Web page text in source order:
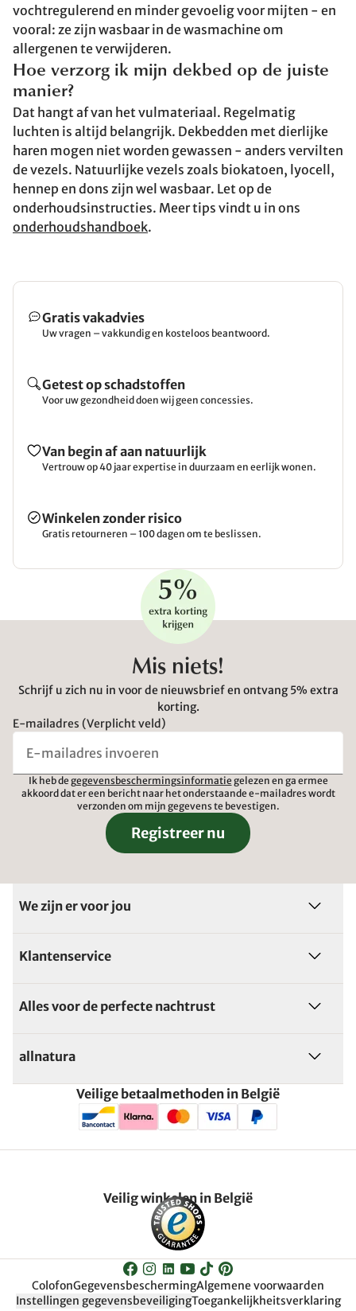
vochtregulerend en minder gevoelig voor mijten - en
vooral: ze zijn wasbaar in de wasmachine om
allergenen te verwijderen.
Hoe verzorg ik mijn dekbed op de juiste
manier?
Dat hangt af van het vulmateriaal. Regelmatig
luchten is altijd belangrijk. Dekbedden met dierlijke
haren mogen niet worden gewassen - anders vervilten
de vezels. Natuurlijke vezels zoals biokatoen, lyocell,
hennep en dons zijn wel wasbaar. Let op de
onderhoudsinstructies. Meer tips vindt u in ons
onderhoudshandboek.
Gratis vakadvies
Uw vragen – vakkundig en kosteloos beantwoord.
Getest op schadstoffen
Voor uw gezondheid doen wij geen concessies.
Van begin af aan natuurlijk
Vertrouw op 40 jaar expertise in duurzaam en eerlijk wonen.
Winkelen zonder risico
Gratis retourneren – 100 dagen om te beslissen.
Mis niets!
Schrijf u zich nu in voor de nieuwsbrief en ontvang 5% extra
korting.
E-mailadres (Verplicht veld)
Ik heb de gegevensbeschermingsinformatie gelezen en ga ermee
akkoord dat er een bericht naar het onderstaande e-mailadres wordt
verzonden om mijn gegevens te bevestigen.
Registreer nu
We zijn er voor jou
Klantenservice
Alles voor de perfecte nachtrust
allnatura
Veilige betaalmethoden in België
Veilig winkelen in België
ColofonGegevensbeschermingAlgemene voorwaarden
Instellingen gegevensbeveiligingToegankelijkheitsverklaring